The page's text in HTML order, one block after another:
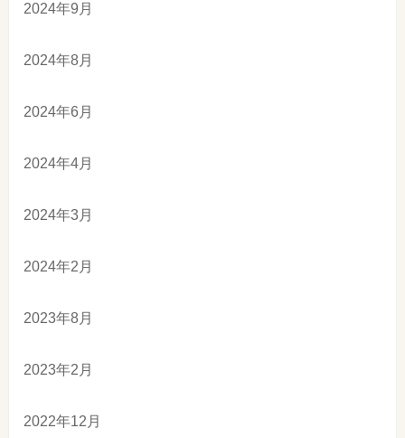
2024年9月
2024年8月
2024年6月
2024年4月
2024年3月
2024年2月
2023年8月
2023年2月
2022年12月